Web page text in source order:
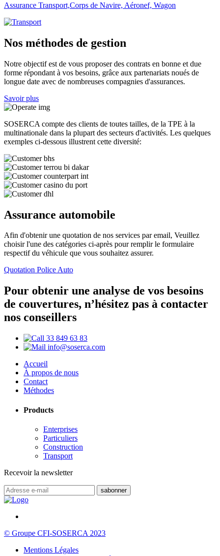
Assurance Transport,Corps de Navire, Aéronef, Wagon
Nos méthodes de gestion
Notre objectif est de vous proposer des contrats en bonne et due
forme répondant à vos besoins, grâce aux partenariats noués de
longue date avec de nombreuses compagnies d'assurances.
Savoir plus
SOSERCA compte des clients de toutes tailles, de la TPE à la
multinationale dans la plupart des secteurs d'activités. Les quelques
exemples ci-dessous illustrent cette diversité:
Assurance automobile
Afin d'obtenir une quotation de nos services par email, Veuillez
choisir l'une des catégories ci-après pour remplir le formulaire
respectif du véhicule que vous souhaitez assurer.
Quotation Police Auto
Pour obtenir une analyse de vos besoins
de couvertures, n’hésitez pas à contacter
nos conseillers
33 849 63 83
info@soserca.com
Accueil
À propos de nous
Contact
Méthodes
Products
Enterprises
Particuliers
Construction
Transport
Recevoir la newsletter
© Groupe CFI-SOSERCA 2023
Mentions Légales